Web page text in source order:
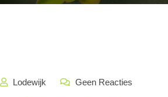
Lodewijk Geen Reacties